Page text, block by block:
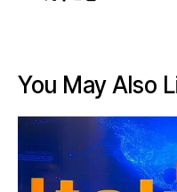
You May Also